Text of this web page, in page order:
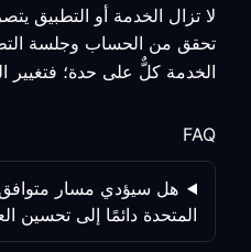
لا تزال الخدمة أو التطبيق
الخدمة كلٌّ على حدة؛ فتغيير
FAQ
المتحدة دائمًا إلى تحسين